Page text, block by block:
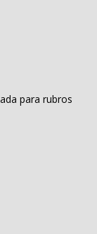
para rubros